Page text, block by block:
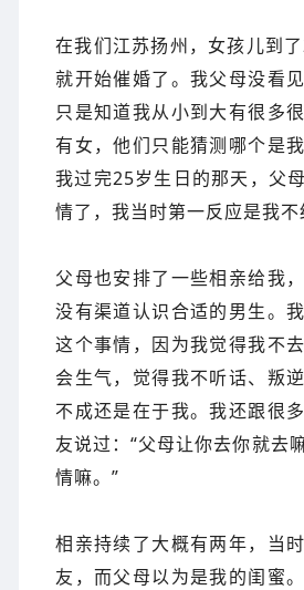
在我们江苏扬州，女孩儿到
就开始催婚了。我父母没看
只是知道我从小到大有很多
有女，他们只能猜测哪个是
我过完25岁生日的那天，父
情了，我当时第一反应是我不
父母也安排了一些相亲给我
没有渠道认识合适的男生。
这个事情，因为我觉得我不
会生气，觉得我不听话、叛
不成还是在于我。我还跟很
友说过：“父母让你去你就去
情嘛。”
相亲持续了大概有两年，当
友，而父母以为是我的闺蜜